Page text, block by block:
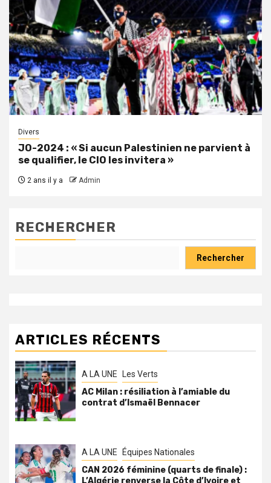
Divers
JO-2024 : « Si aucun Palestinien ne parvient à
se qualifier, le CIO les invitera »
2 ans il y a Admin
RECHERCHER
Rechercher
ARTICLES RÉCENTS
A LA UNE Les Verts
AC Milan : résiliation à l’amiable du
contrat d’Ismaël Bennacer
A LA UNE Équipes Nationales
CAN 2026 féminine (quarts de finale) :